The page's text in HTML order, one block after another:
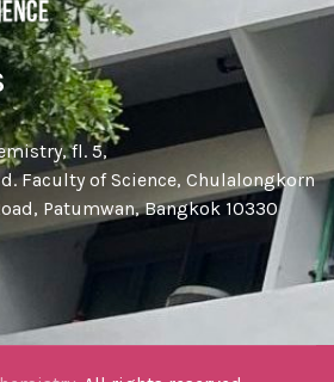
fl. 5,
Faculty of Science, Chulalongkorn
Patumwan, Bangkok 10330